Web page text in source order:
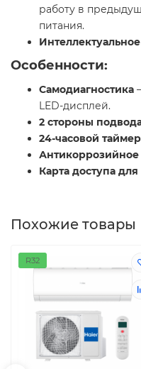
работу в
питания.
Особенности:
Самодиагностика
LED-дисплей.
2 стороны
24-часовой таймер
Антикоррозийное
Карта доступа для
Похожие товары
R32